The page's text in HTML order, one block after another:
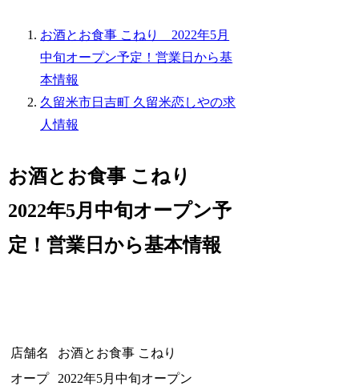
お酒とお食事 こねり 2022年5月
中旬オープン予定！営業日から基
本情報
久留米市日吉町 久留米恋しやの求
人情報
お酒とお食事 こねり
2022年5月中旬オープン予
定！営業日から基本情報
店舗名
お酒とお食事 こねり
オープ
2022年5月中旬オープン